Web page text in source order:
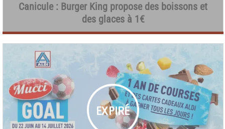
Canicule : Burger King propose des boissons et
des glaces à 1€